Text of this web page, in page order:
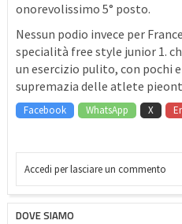
onorevolissimo 5° posto.
Nessun podio invece per
specialità free style junior 1.
un esercizio pulito, con pochi
supremazia delle atlete
Facebook WhatsApp X
Accedi per lasciare un commento
DOVE SIAMO